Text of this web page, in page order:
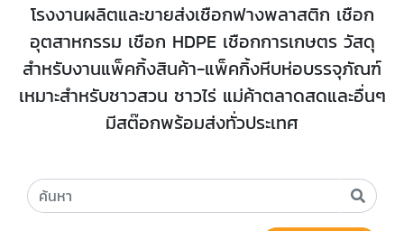
โรงงานผลิตและขายส่งเชือกฟางพลาสติก เชือก
อุตสาหกรรม เชือก HDPE เชือกการเกษตร วัสดุ
สำหรับงานแพ็คกิ้งสินค้า-แพ็คกิ้งหีบห่อบรรจุภัณฑ์
เหมาะสำหรับชาวสวน ชาวไร่ แม่ค้าตลาดสดและอื่นๆ
มีสต๊อกพร้อมส่งทั่วประเทศ